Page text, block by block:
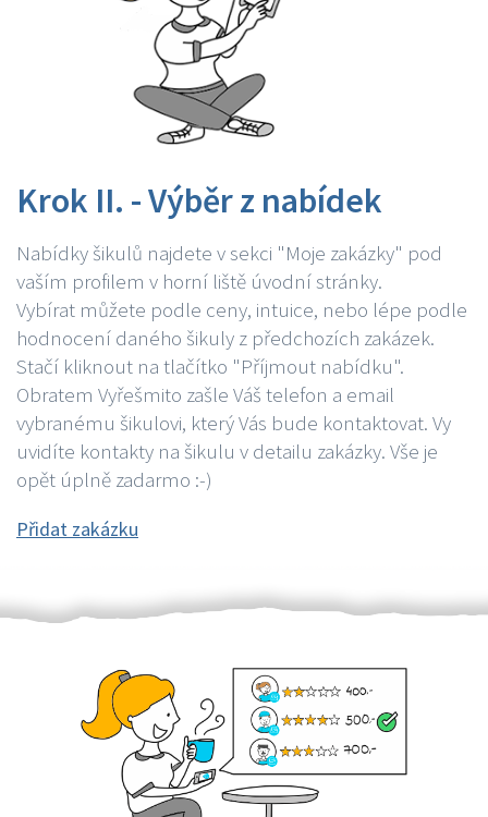
Krok II. - Výběr z nabídek
Nabídky šikulů najdete v sekci "Moje zakázky" pod
vaším profilem v horní liště úvodní stránky.
Vybírat můžete podle ceny, intuice, nebo lépe podle
hodnocení daného šikuly z předchozích zakázek.
Stačí kliknout na tlačítko "Příjmout nabídku".
Obratem Vyřešmito zašle Váš telefon a email
vybranému šikulovi, který Vás bude kontaktovat. Vy
uvidíte kontakty na šikulu v detailu zakázky. Vše je
opět úplně zadarmo :-)
Přidat zakázku